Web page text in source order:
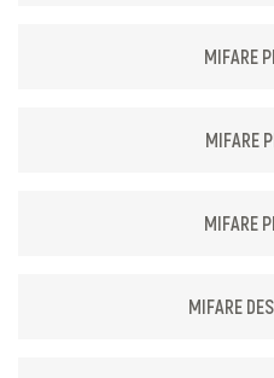
MIFARE
MIFARE
MIFARE
MIFARE